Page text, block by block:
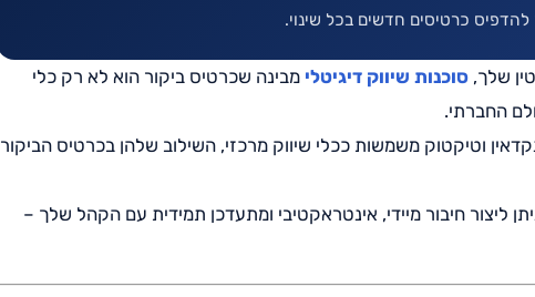
כרטיסים חדשים בכל שינוי.
שלך,סוכנות שיווק דיגיטלי מבינה שכרטיס ביקור הוא לא רק כלי
החברתי.
וטיקטוק משמשות ככלי שיווק מרכזי, השילוב שלהן בכרטיס הביקור
ליצור חיבור מיידי, אינטראקטיבי ומתעדכן תמידית עם הקהל שלך –